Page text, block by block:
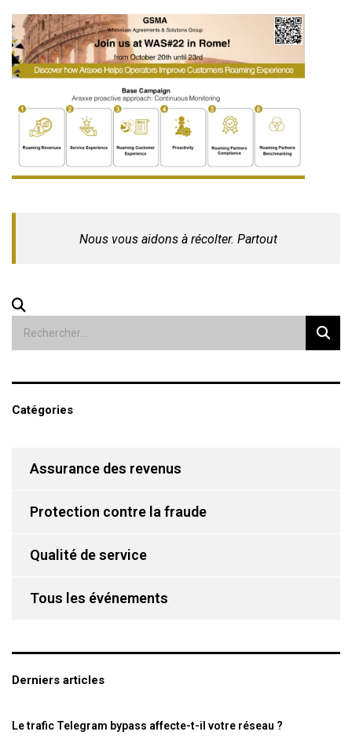
Nous vous aidons à récolter. Partout
Catégories
Assurance des revenus
Protection contre la fraude
Qualité de service
Tous les événements
Derniers articles
Le trafic Telegram bypass affecte-t-il votre réseau ?